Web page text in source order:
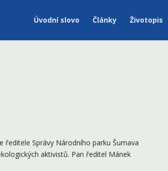
Úvodní slovo Články Životopis
Správy Národního parku Šumava
aktivistů. Pan ředitel Mánek